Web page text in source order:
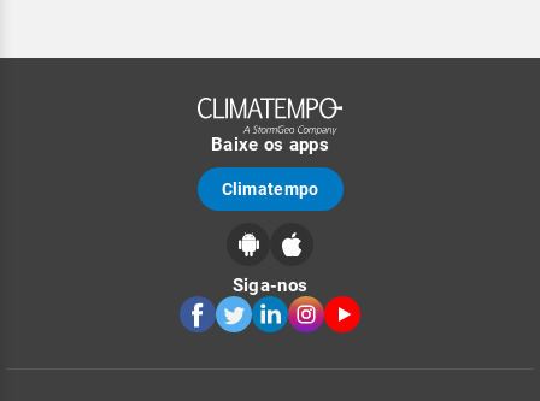
Baixe os apps
Climatempo
Siga-nos